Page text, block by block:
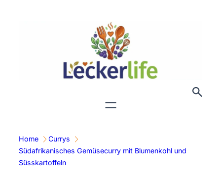
Home
Currys
Südafrikanisches Gemüsecurry mit Blumenkohl und
Süsskartoffeln